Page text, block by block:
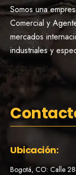
Somos una
Comercial y
mercados
industriales y
Ubicación:
Bogotá, CO: Calle